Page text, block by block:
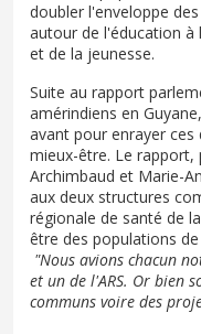
doubler l'enveloppe des
autour de l'éducation à
et de la jeunesse.
Suite au rapport
amérindiens en
avant pour enrayer
mieux-être. Le rapport,
Archimbaud et Marie-
aux deux structures
régionale de santé de
être des populations
"Nous avions chacun
et un de l'ARS. Or bien
communs voire des